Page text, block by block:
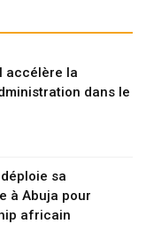
accélère la
dans le
déploie sa
à Abuja pour
africain